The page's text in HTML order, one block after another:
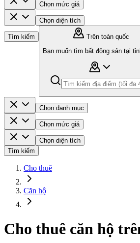
Chọn mức giá
Chọn diện tích
Tìm kiếm
Trên toàn quốc
Bạn muốn tìm bất động sản tại
Chọn danh mục
Chọn mức giá
Chọn diện tích
Tìm kiếm
Cho thuê
Căn hộ
Cho thuê căn hộ